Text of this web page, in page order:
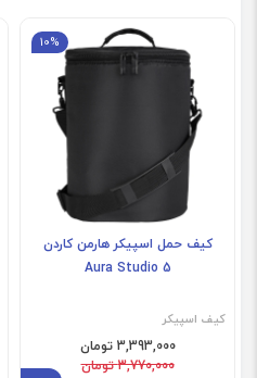
10%
کیف حمل اسپیکر هارمن کاردن
Aura Studio 5
کیف اسپیکر
3,393,000 تومان
3,770,000 تومان